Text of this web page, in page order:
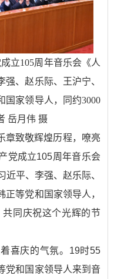
立105周年音乐会《人
、赵乐际、王沪宁、
国家领导人，同约3000
岳月伟 摄
章致敬辉煌历程，嘹亮
党成立105周年音乐会
近平、李强、赵乐际、
等党和国家领导人，
同庆祝这个光辉的节
喜庆的气氛。19时55
党和国家领导人来到音